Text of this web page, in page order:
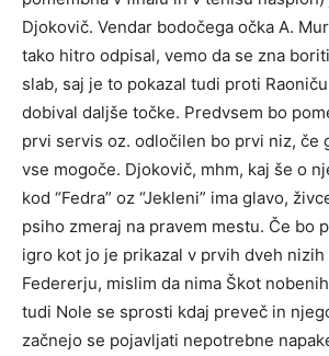
Djokovič. Vendar bodočega očka A.
tako hitro odpisal, vemo da se zna
slab, saj je to pokazal tudi proti
dobival daljše točke. Predvsem bo
prvi servis oz. odločilen bo prvi niz, če
vse mogoče. Djokovič, mhm, kaj še o
kod “Fedra” oz “Jekleni” ima glavo,
psiho zmeraj na pravem mestu. Če bo
igro kot jo je prikazal v prvih dveh
Federerju, mislim da nima Škot
tudi Nole se sprosti kdaj preveč in
začnejo se pojavljati nepotrebne